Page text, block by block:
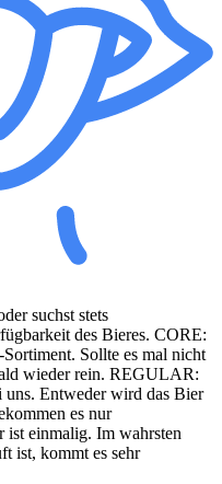
suchst stets
des Bieres. CORE:
Sollte es mal nicht
wieder rein. REGULAR:
uns. Entweder wird das Bier
es nur
einmalig. Im wahrsten
ist, kommt es sehr